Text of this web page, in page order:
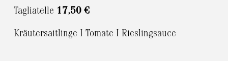
Tagliatelle 17,50 €
Kräutersaitlinge I Tomate I Rieslingsauce